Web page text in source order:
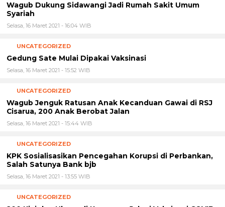
Wagub Dukung Sidawangi Jadi Rumah Sakit Umum
Syariah
Selasa, 16 Maret 2021 - 16:04 WIB
UNCATEGORIZED
Gedung Sate Mulai Dipakai Vaksinasi
Selasa, 16 Maret 2021 - 15:52 WIB
UNCATEGORIZED
Wagub Jenguk Ratusan Anak Kecanduan Gawai di RSJ
Cisarua, 200 Anak Berobat Jalan
Selasa, 16 Maret 2021 - 15:44 WIB
UNCATEGORIZED
KPK Sosialisasikan Pencegahan Korupsi di Perbankan,
Salah Satunya Bank bjb
Selasa, 16 Maret 2021 - 13:55 WIB
UNCATEGORIZED